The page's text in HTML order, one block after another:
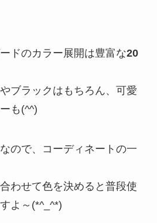
ドのカラー展開は豊富な20
ブラックはもちろん、可愛
も(^^)
ので、コーディネートの一
わせて色を決めると普段使
よ～(*^_^*)